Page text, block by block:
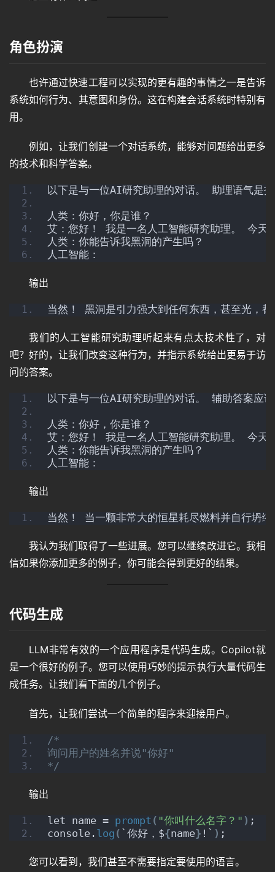
画
音
视
频
其
它
A
登录 注册
角色扮演
也许通过快速工程可以实现的更有趣的事情之一是告诉
系统如何行为、其意图和身份。这在构建会话系统时特别有
用。
例如，让我们创建一个对话系统，能够对问题给出更多
的技术和科学答案。
以下是与一位AI研究助理的对话。 助理语气是
人类：你好，你是谁？
艾：您好！ 我是一名人工智能研究助理。 今天
人类：你能告诉我黑洞的产生吗？
人工智能：
输出
当然！ 黑洞是引力强大到任何东西，甚至光，
我们的人工智能研究助理听起来有点太技术性了，对
吧？好的，让我们改变这种行为，并指示系统给出更易于访
问的答案。
以下是与一位AI研究助理的对话。 辅助答案应
人类：你好，你是谁？
艾：您好！ 我是一名人工智能研究助理。 今天
人类：你能告诉我黑洞的产生吗？
人工智能：
输出
当然！ 当一颗非常大的恒星耗尽燃料并自行坍
我认为我们取得了一些进展。您可以继续改进它。我相
信如果你添加更多的例子，你可能会得到更好的结果。
代码生成
LLM非常有效的一个应用程序是代码生成。Copilot就
是一个很好的例子。您可以使用巧妙的提示执行大量代码生
成任务。让我们看下面的几个例子。
首先，让我们尝试一个简单的程序来迎接用户。
/*
询问用户的姓名并说"你好"
*/
输出
let name = prompt ( "你叫什么名字？" ) ;
console. log ( `你好，${name} !` ) ;
您可以看到，我们甚至不需要指定要使用的语言。